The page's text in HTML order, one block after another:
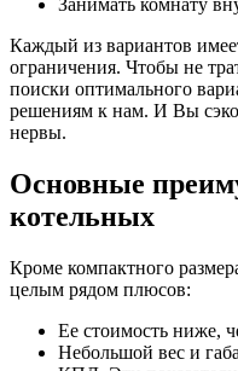
Каждый из вариантов
ограничения. Чтобы не
поиски оптимального
решениям к нам. И Вы
нервы.
Основные
котельных
Кроме компактного
целым рядом плюсов:
Ее стоимость ниже,
Небольшой вес и